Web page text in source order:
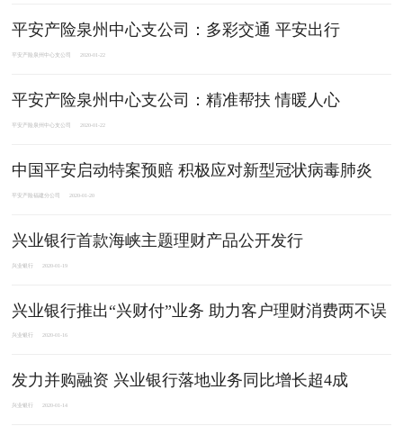
平安产险泉州中心支公司：多彩交通 平安出行
平安产险泉州中心支公司 2020-01-22
平安产险泉州中心支公司：精准帮扶 情暖人心
平安产险泉州中心支公司 2020-01-22
中国平安启动特案预赔 积极应对新型冠状病毒肺炎
平安产险福建分公司 2020-01-20
​兴业银行首款海峡主题理财产品公开发行
兴业银行 2020-01-19
兴业银行推出“兴财付”业务 助力客户理财消费两不误
兴业银行 2020-01-16
发力并购融资 兴业银行落地业务同比增长超4成
兴业银行 2020-01-14